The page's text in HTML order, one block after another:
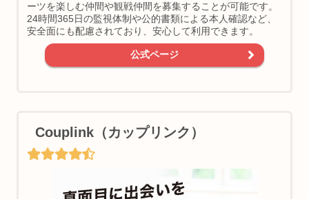
ーツを楽しむ仲間や観戦仲間を募集することが可能です。
24時間365日の監視体制や公的書類による本人確認など、
安全面にも配慮されており、安心して利用できます。
公式ページ
Couplink（カップリンク）